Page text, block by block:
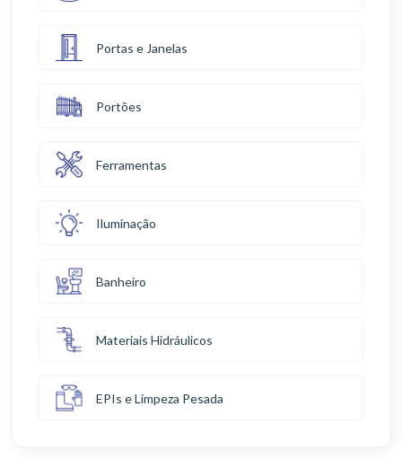
Portas e Janelas
Portões
Ferramentas
Iluminação
Banheiro
Materiais Hidráulicos
EPIs e Limpeza Pesada